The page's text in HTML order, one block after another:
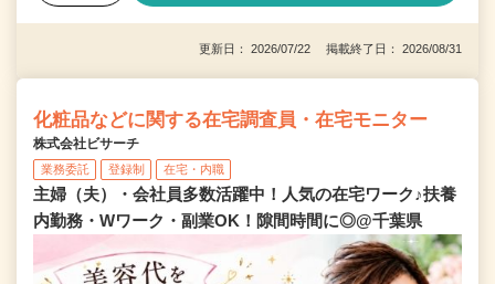
更新日： 2026/07/22 掲載終了日： 2026/08/31
化粧品などに関する在宅調査員・在宅モニター
株式会社ビサーチ
業務委託 登録制 在宅・内職
主婦（夫）・会社員多数活躍中！人気の在宅ワーク♪扶養
内勤務・Wワーク・副業OK！隙間時間に◎@千葉県